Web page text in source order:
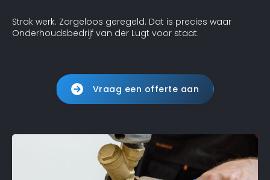
Strak werk. Zorgeloos geregeld. Dat is precies waar
Onderhoudsbedrijf van der Lugt voor staat.
Vraag een offerte aan